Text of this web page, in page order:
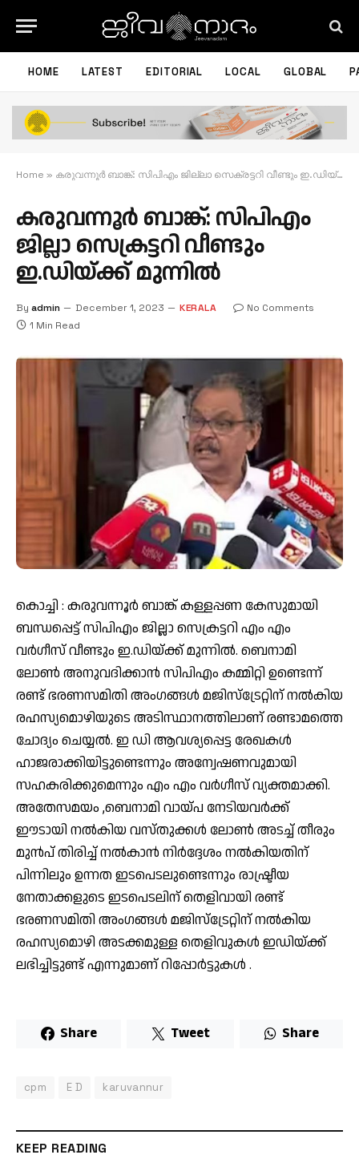
HOME LATEST EDITORIAL LOCAL GLOBAL
Home » കരുവന്നൂർ ബാങ്ക്: സിപിഎം ജില്ലാ സെക്രട്ടറി വീണ്ടും ഇ.ഡിയ്ക്ക് മുന്നിൽ
കരുവന്നൂർ ബാങ്ക്: സിപിഎം
ജില്ലാ സെക്രട്ടറി വീണ്ടും
ഇ.ഡിയ്ക്ക് മുന്നിൽ
By admin December 1, 2023 KERALA
No Comments
1 Min Read
കൊച്ചി : കരുവന്നൂർ ബാങ്ക് കള്ളപ്പണ കേസുമായി
ബന്ധപ്പെട്ട് സിപിഎം ജില്ലാ സെക്രട്ടറി എം എം
വർഗീസ് വീണ്ടും ഇ.ഡിയ്ക്ക് മുന്നിൽ. ബെനാമി
ലോൺ അനുവദിക്കാൻ സിപിഎം കമ്മിറ്റി ഉണ്ടെന്ന്
രണ്ട് ഭരണസമിതി അംഗങ്ങൾ മജിസ്ട്രേറ്റിന് നൽകിയ
രഹസ്യമൊഴിയുടെ അടിസ്ഥാനത്തിലാണ് രണ്ടാമത്തെ
ചോദ്യം ചെയ്യൽ. ഇ ഡി ആവശ്യപ്പെട്ട രേഖകൾ
ഹാജരാക്കിയിട്ടുണ്ടെന്നും അന്വേഷണവുമായി
സഹകരിക്കുമെന്നും എം എം വർഗീസ് വ്യക്തമാക്കി.
അതേസമയം ,ബെനാമി വായ്പ നേടിയവർക്ക്
ഈടായി നൽകിയ വസ്തുക്കൾ ലോൺ അടച്ച് തീരും
മുൻപ് തിരിച്ച് നൽകാൻ നി‍ർദ്ദേശം നൽകിയതിന്
പിന്നിലും ഉന്നത ഇടപെടലുണ്ടെന്നും രാഷ്ട്രീയ
നേതാക്കളുടെ ഇടപെടലിന് തെളിവായി രണ്ട്
ഭരണസമിതി അംഗങ്ങൾ മജിസ്ട്രേറ്റിന് നൽകിയ
രഹസ്യമൊഴി അടക്കമുള്ള തെളിവുകൾ ഇഡിയ്ക്ക്
ലഭിച്ചിട്ടുണ്ട് എന്നുമാണ് റിപ്പോർട്ടുകൾ .
Share Tweet Share
cpm E D karuvannur
KEEP READING